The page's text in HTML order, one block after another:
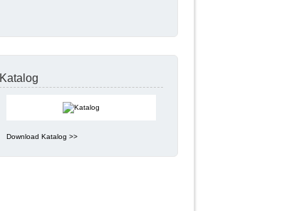
Katalog
Download Katalog >>